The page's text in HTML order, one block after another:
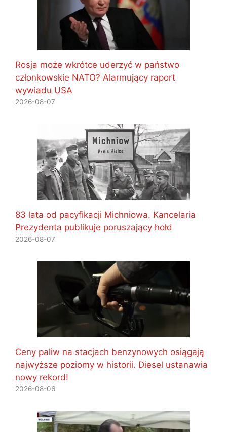
Rosja może wkrótce uderzyć w państwo
członkowskie NATO? Alarmujący raport
wywiadu USA
2026-08-07
83 lata od pacyfikacji Michniowa. Kancelaria
Prezydenta publikuje poruszający hołd
2026-08-07
Ceny paliw na stacjach benzynowych osiągają
najwyższe poziomy w historii. Diesel ustanawia
nowy rekord!
2026-08-06